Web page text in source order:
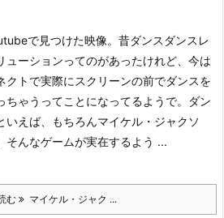
で見つけた映像。昔ダンスダンスレ
ューションってのがあったけれど、今は
クトで実際にスクリーンの前でダンスを
ちゃうってことになってるようで。ダン
いえば、もちろんマイケル・ジャクソ
そんなゲームが実在するよう ...
む マイケル・ジャク ...